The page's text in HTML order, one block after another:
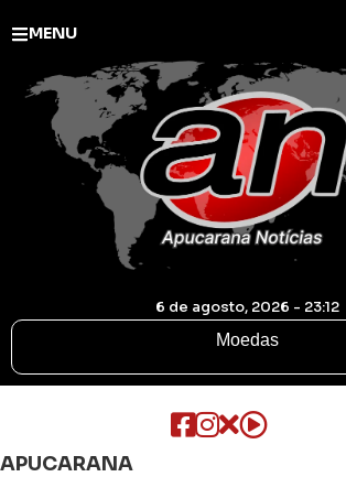
MENU
6 de agosto, 2026 - 23:12
Moedas
APUCARANA